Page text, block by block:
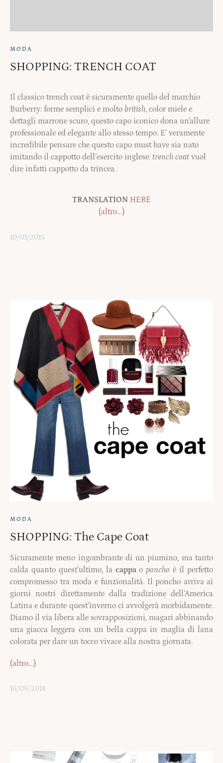
MODA
SHOPPING: TRENCH COAT
Il classico trench coat è sicuramente quello del marchio
Burberry: forme semplici e molto british, color miele e
dettagli marrone scuro, questo capo iconico dona un’allure
professionale ed elegante allo stesso tempo. E’ veramente
incredibile pensare che questo capo must have sia nato
imitando il cappotto dell’esercito inglese: trench coat vuol
dire infatti cappotto da trincea.
TRANSLATION HERE
(altro…)
10/01/2015
MODA
SHOPPING: The Cape Coat
Sicuramente meno ingombrante di un piumino, ma tanto
calda quanto quest’ultimo, la cappao ponchoè il perfetto
compromesso tra moda e funzionalità. Il poncho arriva ai
giorni nostri direttamente dalla tradizione dell’America
Latina e durante quest’inverno ci avvolgerà morbidamente.
Diamo il via libera alle sovrapposizioni, magari abbinando
una giacca leggera con un bella cappa in maglia di lana
colorata per dare un tocco vivace alla nostra giornata.
(altro…)
16/09/2014